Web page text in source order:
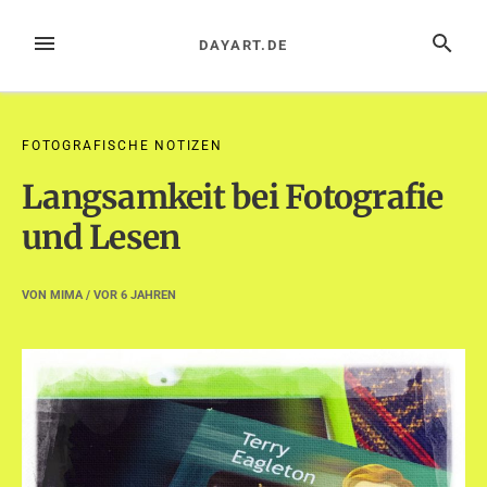
InhaltMENÜ SUCHE
DAYART.DE
FOTOGRAFISCHE NOTIZEN
Langsamkeit bei Fotografie
und Lesen
VON MIMA/ VOR 6 JAHREN